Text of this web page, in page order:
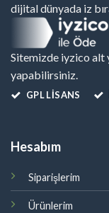
dijital dünyada iz
Sitemizde iyzico alt
yapabilirsiniz.
GPL LISANS
Hesabım
Siparişlerim
Ürünlerim